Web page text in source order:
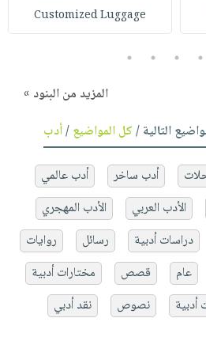
Customized Luggage
2
3
4
5
المزيد من البنود »
التالية /كل المواضيع/أدب
أدب ساخر
أدب عالمي
الأدب العربي
الأدب المهجري
دراسات أدبية رسائل
روايات
عام قصص
مختارات أدبية
أدبية نصوص نقد أدبي